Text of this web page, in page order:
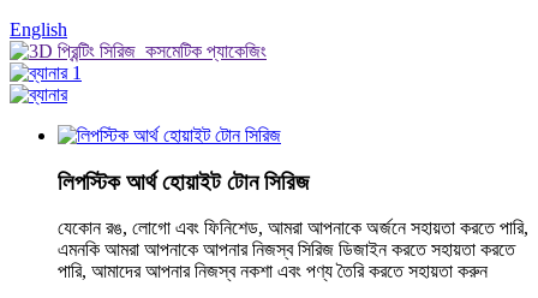
English
লিপস্টিক আর্থ হোয়াইট টোন সিরিজ
যেকোন রঙ, লোগো এবং ফিনিশেড, আমরা আপনাকে অর্জনে সহায়তা করতে পারি,
এমনকি আমরা আপনাকে আপনার নিজস্ব সিরিজ ডিজাইন করতে সহায়তা করতে
পারি, আমাদের আপনার নিজস্ব নকশা এবং পণ্য তৈরি করতে সহায়তা করুন